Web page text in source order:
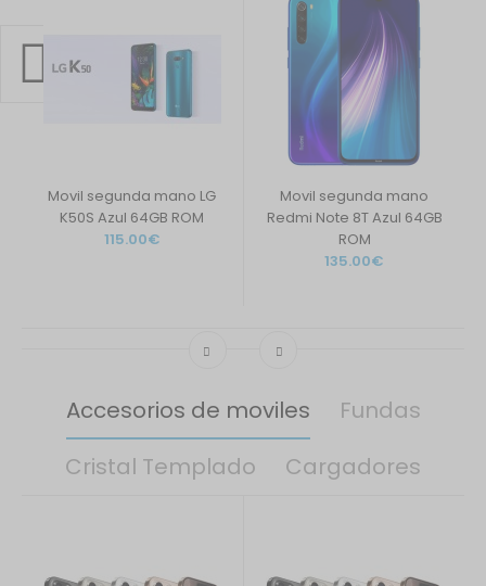
Movil segunda mano LG
K50S Azul 64GB ROM
115.00€
Movil segunda mano
Redmi Note 8T Azul 64GB
ROM
135.00€
Accesorios de moviles
Fundas
Cristal Templado
Cargadores